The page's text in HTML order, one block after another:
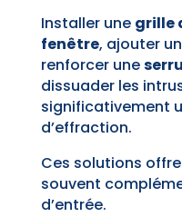
Installer une grille
fenêtre, ajouter un
renforcer une
dissuader les
significativement
d’effraction.
Ces solutions
souvent
d’entrée.